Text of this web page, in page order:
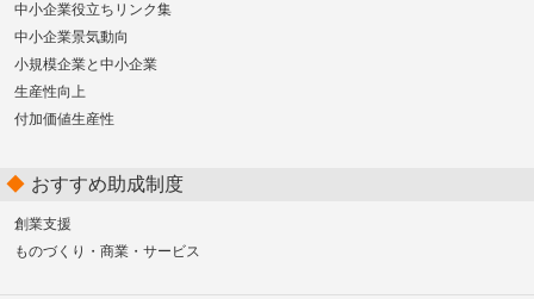
中小企業役立ちリンク集
中小企業景気動向
小規模企業と中小企業
生産性向上
付加価値生産性
おすすめ助成制度
創業支援
ものづくり・商業・サービス